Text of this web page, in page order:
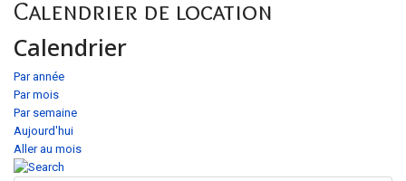
Calendrier de location
Calendrier
Par année
Par mois
Par semaine
Aujourd'hui
Aller au mois